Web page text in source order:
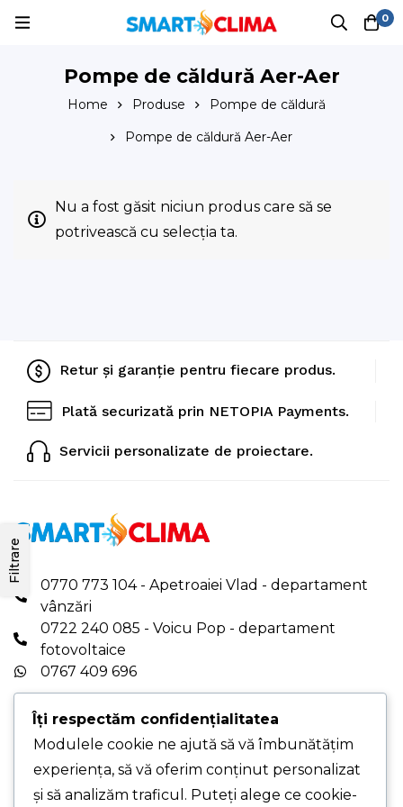
0
Pompe de căldură Aer-Aer
Home Produse
Pompe de căldură
Pompe de căldură Aer-Aer
Filtrare
Nu a fost găsit niciun produs care să se
potrivească cu selecția ta.
Retur și garanție pentru fiecare produs.
Plată securizată prin NETOPIA Payments.
Servicii personalizate de proiectare.
0770 773 104 - Apetroaiei Vlad - departament
vânzări
0722 240 085 - Voicu Pop - departament
fotovoltaice
0767 409 696
office@smartclima.ro
PROGRAM DE LUCRU: Luni-Vineri - 08:00-16:00
PUNCT DE LUCRU PRINCIPAL - Str. Pelinului,
Nr. 9, Sec. 3, București
Îți respectăm confidențialitatea
Modulele cookie ne ajută să vă îmbunătățim
experiența, să vă oferim conținut personalizat
și să analizăm traficul. Puteți alege ce cookie-